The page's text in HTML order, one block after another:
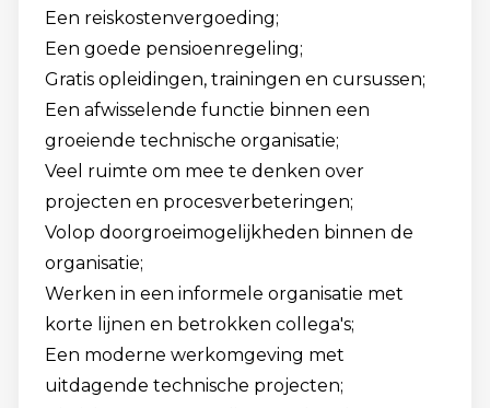
Een reiskostenvergoeding;
Een goede pensioenregeling;
Gratis opleidingen, trainingen en cursussen;
Een afwisselende functie binnen een
groeiende technische organisatie;
Veel ruimte om mee te denken over
projecten en procesverbeteringen;
Volop doorgroeimogelijkheden binnen de
organisatie;
Werken in een informele organisatie met
korte lijnen en betrokken collega's;
Een moderne werkomgeving met
uitdagende technische projecten;